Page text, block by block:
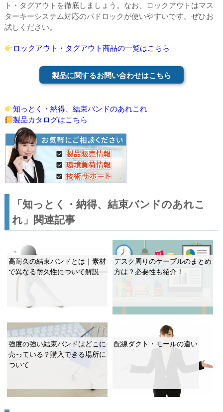
ト・タグアウトを徹底しましょう。なお、ロックアウトはマス
ターキーシステム対応のパドロックが使いやすいです。ぜひお
試しください。
ロックアウト・タグアウト商品の一覧はこちら
製品に関するお問い合わせはこちら
知っとく・納得、結束バンドのあれこれ
製品カタログはこちら
「知っとく・納得、結束バンドのあれこ
れ」関連記事
高耐久の結束バンドとは｜素材
で異なる耐久性について解説
デスク周りのケーブルのまとめ
方は？必要性も紹介！
強度の強い結束バンドはどこに
売っている？購入できる場所に
ついて
配線ダクト・モールの違い